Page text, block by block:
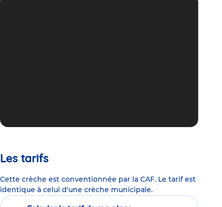
Les tarifs
Cette crèche est conventionnée par la CAF. Le tarif est
identique à celui d'une crèche municipale.